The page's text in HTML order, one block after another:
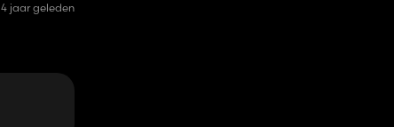
4 jaar geleden